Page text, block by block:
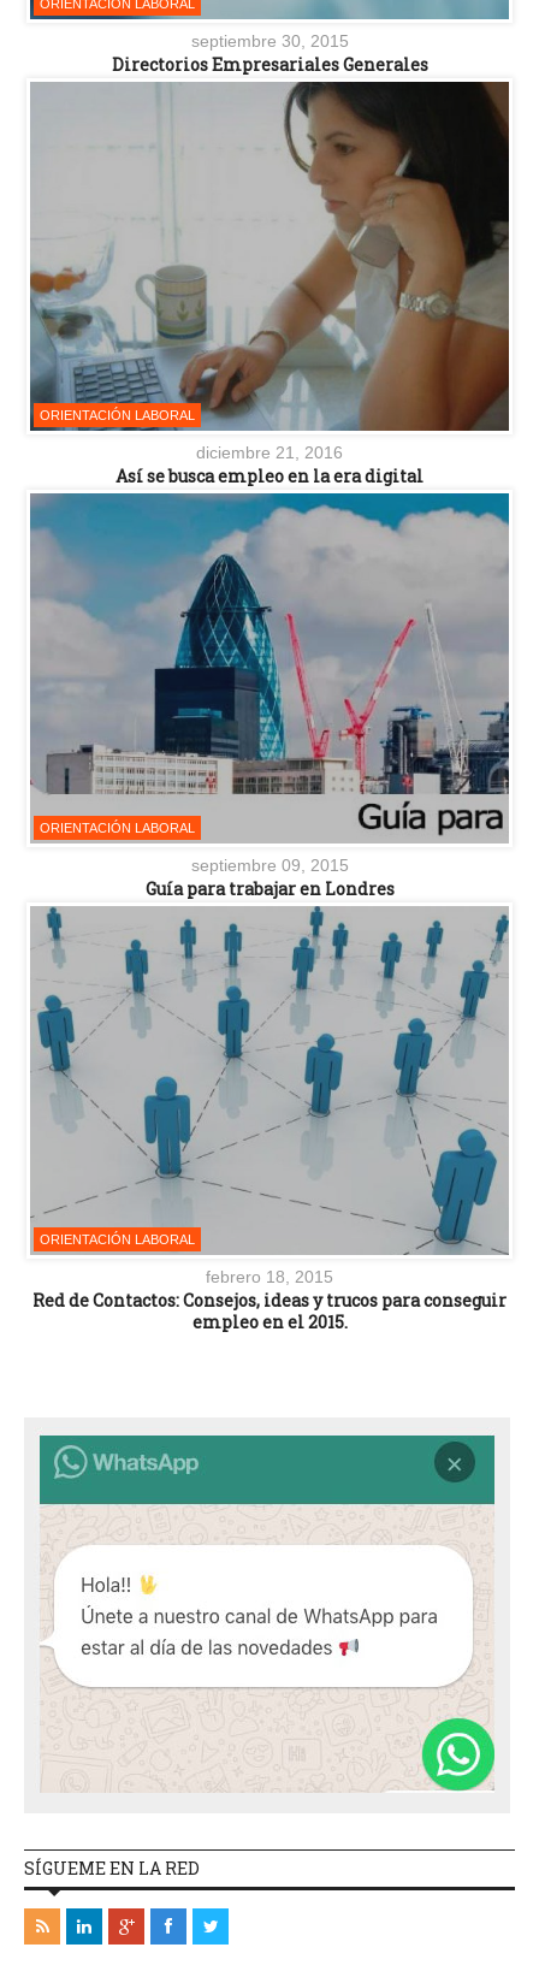
ORIENTACIÓN LABORAL
septiembre 30, 2015
Directorios Empresariales Generales
ORIENTACIÓN LABORAL
diciembre 21, 2016
Así se busca empleo en la era digital
ORIENTACIÓN LABORAL
septiembre 09, 2015
Guía para trabajar en Londres
ORIENTACIÓN LABORAL
febrero 18, 2015
Red de Contactos: Consejos, ideas y trucos para conseguir
empleo en el 2015.
SÍGUEME EN LA RED